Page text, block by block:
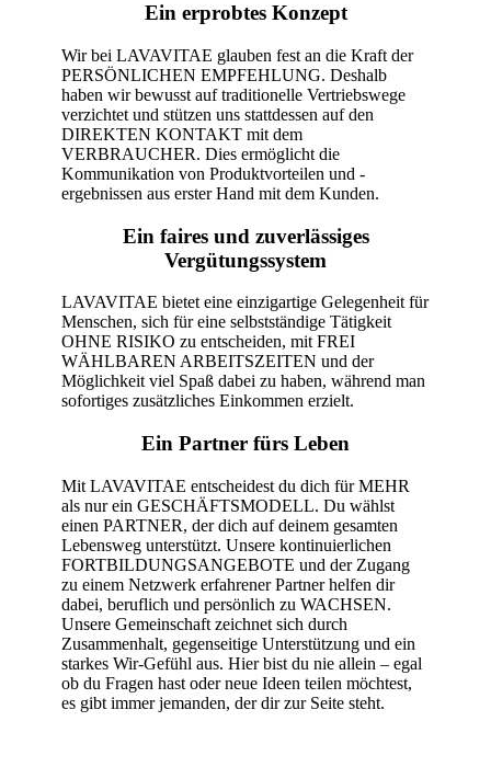
Ein erprobtes Konzept
Wir bei LAVAVITAE glauben fest an die Kraft der
PERSÖNLICHEN EMPFEHLUNG. Deshalb
haben wir bewusst auf traditionelle Vertriebswege
verzichtet und stützen uns stattdessen auf den
DIREKTEN KONTAKT mit dem
VERBRAUCHER. Dies ermöglicht die
Kommunikation von Produktvorteilen und -
ergebnissen aus erster Hand mit dem Kunden.
Ein faires und zuverlässiges
Vergütungssystem
LAVAVITAE bietet eine einzigartige Gelegenheit für
Menschen, sich für eine selbstständige Tätigkeit
OHNE RISIKO zu entscheiden, mit FREI
WÄHLBAREN ARBEITSZEITEN und der
Möglichkeit viel Spaß dabei zu haben, während man
sofortiges zusätzliches Einkommen erzielt.
Ein Partner fürs Leben
Mit LAVAVITAE entscheidest du dich für MEHR
als nur ein GESCHÄFTSMODELL. Du wählst
einen PARTNER, der dich auf deinem gesamten
Lebensweg unterstützt. Unsere kontinuierlichen
FORTBILDUNGSANGEBOTE und der Zugang
zu einem Netzwerk erfahrener Partner helfen dir
dabei, beruflich und persönlich zu WACHSEN.
Unsere Gemeinschaft zeichnet sich durch
Zusammenhalt, gegenseitige Unterstützung und ein
starkes Wir-Gefühl aus. Hier bist du nie allein – egal
ob du Fragen hast oder neue Ideen teilen möchtest,
es gibt immer jemanden, der dir zur Seite steht.